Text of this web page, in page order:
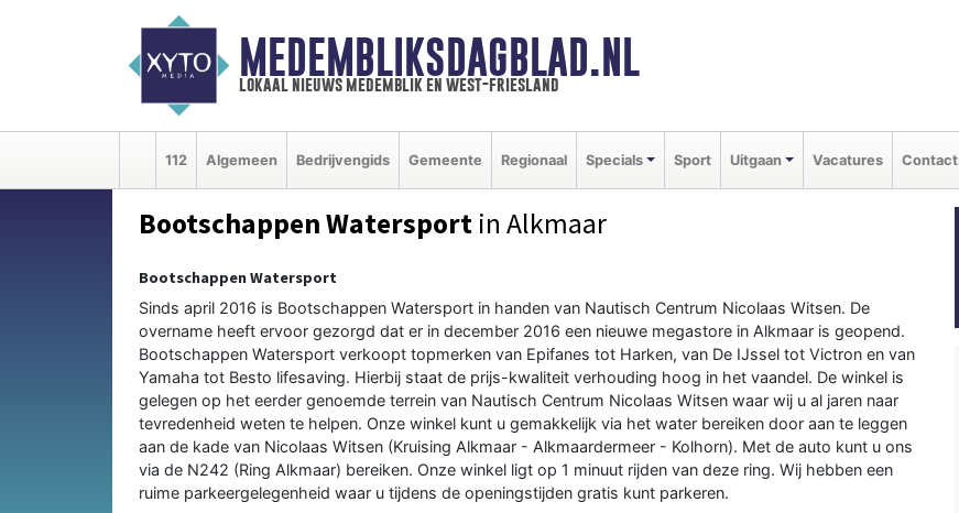
MEDEMBLIKSDAGBLAD.NL
lokaal nieuws medemblik en west-friesland
112 Algemeen Bedrijvengids Gemeente Regionaal Specials Sport Uitgaan Vacatures Contact
Bootschappen Watersport in Alkmaar
Bootschappen Watersport
Sinds april 2016 is Bootschappen Watersport in handen van Nautisch Centrum Nicolaas Witsen. De
overname heeft ervoor gezorgd dat er in december 2016 een nieuwe megastore in Alkmaar is geopend.
Bootschappen Watersport verkoopt topmerken van Epifanes tot Harken, van De IJssel tot Victron en van
Yamaha tot Besto lifesaving. Hierbij staat de prijs-kwaliteit verhouding hoog in het vaandel. De winkel is
gelegen op het eerder genoemde terrein van Nautisch Centrum Nicolaas Witsen waar wij u al jaren naar
tevredenheid weten te helpen. Onze winkel kunt u gemakkelijk via het water bereiken door aan te leggen
aan de kade van Nicolaas Witsen (Kruising Alkmaar - Alkmaardermeer - Kolhorn). Met de auto kunt u ons
via de N242 (Ring Alkmaar) bereiken. Onze winkel ligt op 1 minuut rijden van deze ring. Wij hebben een
ruime parkeergelegenheid waar u tijdens de openingstijden gratis kunt parkeren.